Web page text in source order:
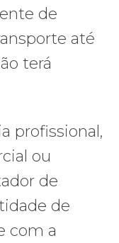
de
até
terá
profissional,
ou
de
de
com a